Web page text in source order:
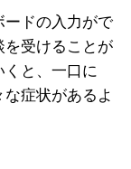
ードの入力がで
を受けることが
と、一口に
な症状があるよ